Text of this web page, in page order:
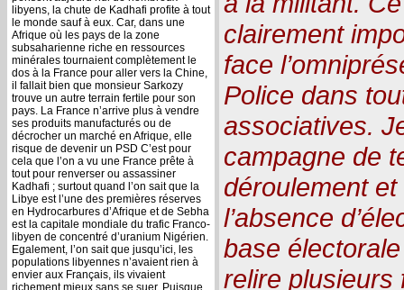
libyens, la chute de Kadhafi profite à tout
le monde sauf à eux. Car, dans une
Afrique où les pays de la zone
subsaharienne riche en ressources
minérales tournaient complètement le
dos à la France pour aller vers la Chine,
il fallait bien que monsieur Sarkozy
trouve un autre terrain fertile pour son
pays. La France n’arrive plus à vendre
ses produits manufacturés ou de
décrocher un marché en Afrique, elle
risque de devenir un PSD C’est pour
cela que l’on a vu une France prête à
tout pour renverser ou assassiner
Kadhafi ; surtout quand l’on sait que la
Libye est l’une des premières réserves
en Hydrocarbures d’Afrique et de Sebha
est la capitale mondiale du trafic Franco-
libyen de concentré d’uranium Nigérien.
Egalement, l’on sait que jusqu’ici, les
populations libyennes n’avaient rien à
envier aux Français, ils vivaient
richement mieux sans se suer. Puisque
clairement
face
Police dans
associatives.
campagne de
déroulement
l’absence
base
relire plusieurs